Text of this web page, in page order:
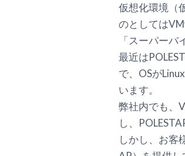
仮想化環境（
のとしては
「スーパー
最近は
で、OSが
います。
弊社内でも、
し、
しかし、お客